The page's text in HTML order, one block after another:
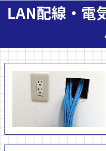
LAN配線・電